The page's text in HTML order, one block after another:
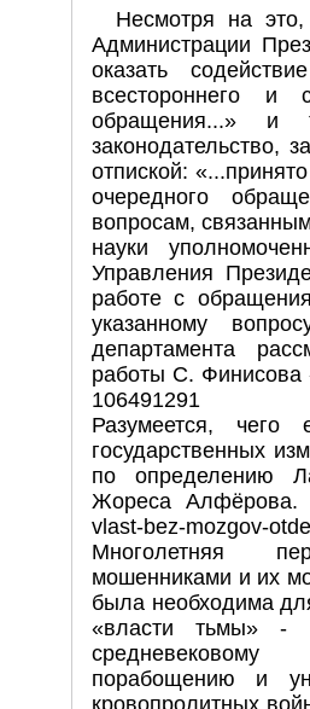
Несмотря на
Администрации
оказать
всестороннего и
обращения...» и
законодательство,
отпиской:
очередного
вопросам,
науки
Управления
работе с
указанному
департамента
работы С.
106491291
Разумеется,
государственных
по определению
Жореса Алфёрова.
vlast-bez-mozgov-
Многолетняя
мошенниками и их
была необходима
«власти тьмы» -
порабощению и
кровопролитных